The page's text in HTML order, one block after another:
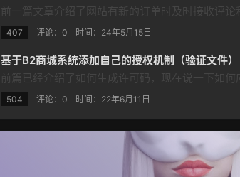
407 评论：0 时间： 24年5月15日
基于B2商城系统添加自己的授权机制（验证文件）
504 评论：0 时间： 22年6月11日